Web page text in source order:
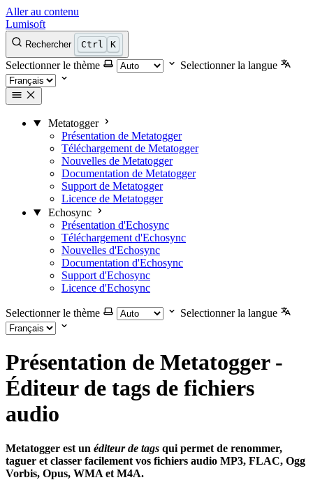
Aller au contenu
Lumisoft
Rechercher Ctrl K
Selectionner le thème Selectionner la langue
Metatogger
Présentation de Metatogger
Téléchargement de Metatogger
Nouvelles de Metatogger
Documentation de Metatogger
Support de Metatogger
Licence de Metatogger
Echosync
Présentation d'Echosync
Téléchargement d'Echosync
Nouvelles d'Echosync
Documentation d'Echosync
Support d'Echosync
Licence d'Echosync
Selectionner le thème Selectionner la langue
Présentation de Metatogger -
Éditeur de tags de fichiers
audio
Metatogger est un éditeur de tags qui permet de renommer,
taguer et classer facilement vos fichiers audio MP3, FLAC, Ogg
Vorbis, Opus, WMA et M4A.